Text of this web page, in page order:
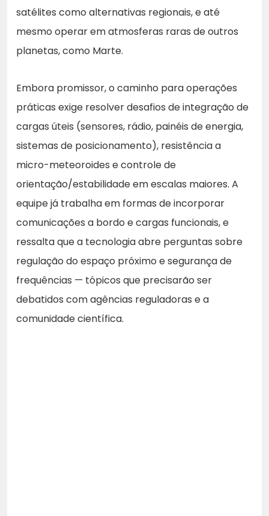
satélites como alternativas regionais, e até
mesmo operar em atmosferas raras de outros
planetas, como Marte.
Embora promissor, o caminho para operações
práticas exige resolver desafios de integração de
cargas úteis (sensores, rádio, painéis de energia,
sistemas de posicionamento), resistência a
micro-meteoroides e controle de
orientação/estabilidade em escalas maiores. A
equipe já trabalha em formas de incorporar
comunicações a bordo e cargas funcionais, e
ressalta que a tecnologia abre perguntas sobre
regulação do espaço próximo e segurança de
frequências — tópicos que precisarão ser
debatidos com agências reguladoras e a
comunidade científica.